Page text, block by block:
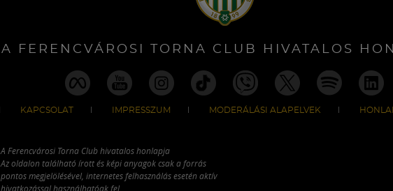
A FERENCVÁROSI TORNA CLUB HIVATALOS
KAPCSOLAT IMPRESSZUM MODERÁLÁSI ALAPELVEK
A Ferencvárosi Torna Club hivatalos honlapja
Az oldalon található írott és képi anyagok csak a forrás
pontos megjelölésével, internetes felhasználás esetén aktív
hivatkozással használhatóak fel.